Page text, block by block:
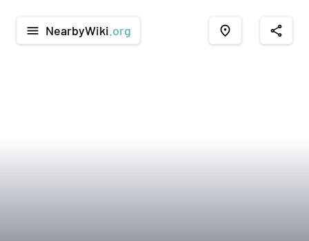
menu NearbyWiki .org place share